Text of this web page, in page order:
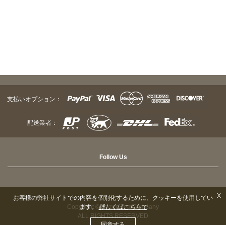
支払いオプション：
配送業者：
Follow Us
Copyright © Sazen Tea Company
ALL RIGHTS RESERVED
X
お客様の弊社サイトでの内容を個別化するために、クッキーを使用してい
ます。詳しくはこちらで